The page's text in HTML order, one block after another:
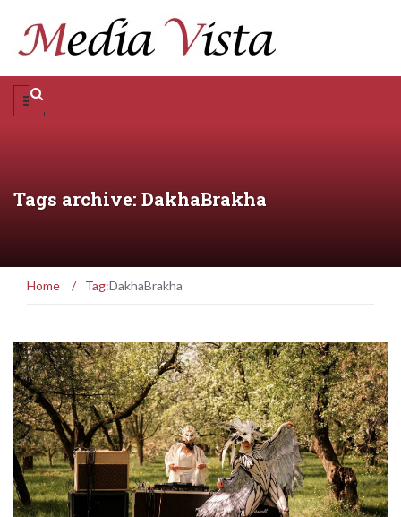
Tags archive: DakhaBrakha
Home / Tag:DakhaBrakha